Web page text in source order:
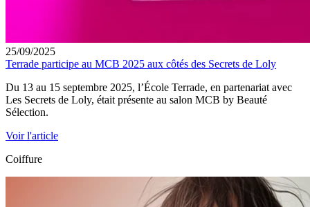
25/09/2025
Terrade participe au MCB 2025 aux côtés des Secrets de Loly
Du 13 au 15 septembre 2025, l’École Terrade, en partenariat avec
Les Secrets de Loly, était présente au salon MCB by Beauté
Sélection.
Voir l'article
Coiffure